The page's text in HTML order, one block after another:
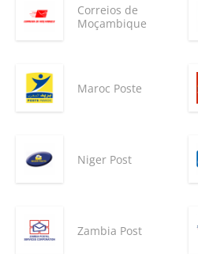
Correios de
Moçambique
Maroc Poste
Niger Post
Zambia Post